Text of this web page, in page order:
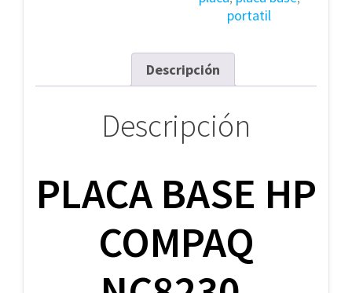
portatil
Descripción
Descripción
PLACA BASE HP
COMPAQ